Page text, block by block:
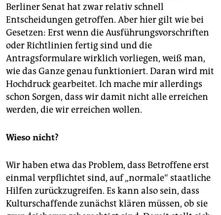
Berliner Senat hat zwar relativ schnell
Entscheidungen getroffen. Aber hier gilt wie bei
Gesetzen: Erst wenn die Ausführungsvorschriften
oder Richtlinien fertig sind und die
Antragsformulare wirklich vorliegen, weiß man,
wie das Ganze genau funktioniert. Daran wird mit
Hochdruck gearbeitet. Ich mache mir allerdings
schon Sorgen, dass wir damit nicht alle erreichen
werden, die wir erreichen wollen.
Wieso nicht?
Wir haben etwa das Problem, dass Betroffene erst
einmal verpflichtet sind, auf „normale“ staatliche
Hilfen zurückzugreifen. Es kann also sein, dass
Kulturschaffende zunächst klären müssen, ob sie